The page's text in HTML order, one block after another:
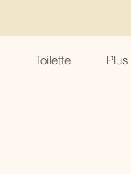
Toilette Plus